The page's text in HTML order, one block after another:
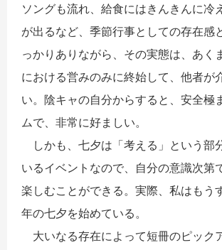
ソングも流れ、給食にはきんきんに冷
が出るなど、季節行事としての存在感
っかりありながら、その実態は、あく
における営みのみに終始して、他者が
い。陰キャの自分からすると、安全極
ムで、非常に好ましい。
しかも、七夕は「考える」という部
いるイベントなので、自分の意識次第
楽しむことができる。実際、私はもう
年の七夕を始めている。
大いなる存在によって短冊のピック